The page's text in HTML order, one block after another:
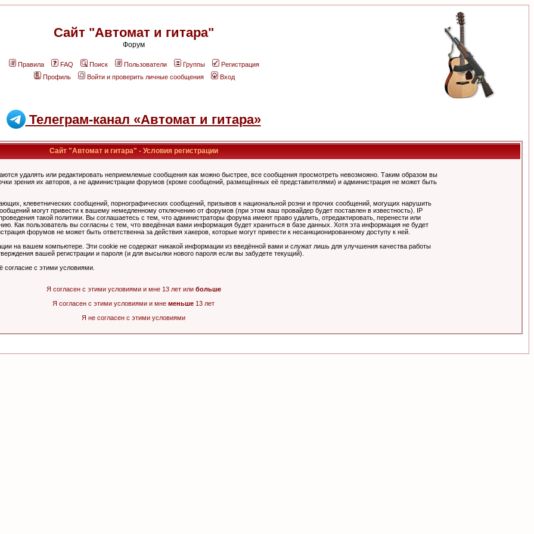
Сайт "Автомат и гитара"
Форум
Правила FAQ Поиск Пользователи Группы
Регистрация
Профиль
Войти и проверить личные сообщения Вход
Телеграм-канал «Автомат и гитара»
Сайт "Автомат и гитара" - Условия регистрации
удалять или редактировать неприемлемые сообщения как можно быстрее, все сообщения просмотреть невозможно. Таким образом вы
зрения их авторов, а не администрации форумов (кроме сообщений, размещённых её представителями) и администрация не может быть
клеветнических сообщений, порнографических сообщений, призывов к национальной розни и прочих сообщений, могущих нарушить
могут привести к вашему немедленному отключению от форумов (при этом ваш провайдер будет поставлен в известность). IP
такой политики. Вы соглашаетесь с тем, что администраторы форума имеют право удалить, отредактировать, перенести или
Как пользователь вы согласны с тем, что введённая вами информация будет храниться в базе данных. Хотя эта информация не будет
форумов не может быть ответственна за действия хакеров, которые могут привести к несанкционированному доступу к ней.
на вашем компьютере. Эти cookie не содержат никакой информации из введённой вами и служат лишь для улучшения качества работы
вашей регистрации и пароля (и для высылки нового пароля если вы забудете текущий).
согласие с этими условиями.
Я согласен с этими условиями и мне 13 лет или больше
Я согласен с этими условиями и мне меньше 13 лет
Я не согласен с этими условиями